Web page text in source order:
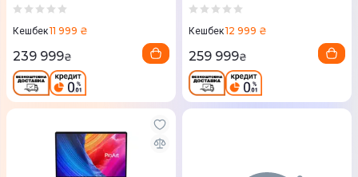
(90NB17F1-M000C0)
Кешбек11 999 ₴
239 999₴
(90NB17E1-M000K0)
Кешбек12 999 ₴
259 999₴